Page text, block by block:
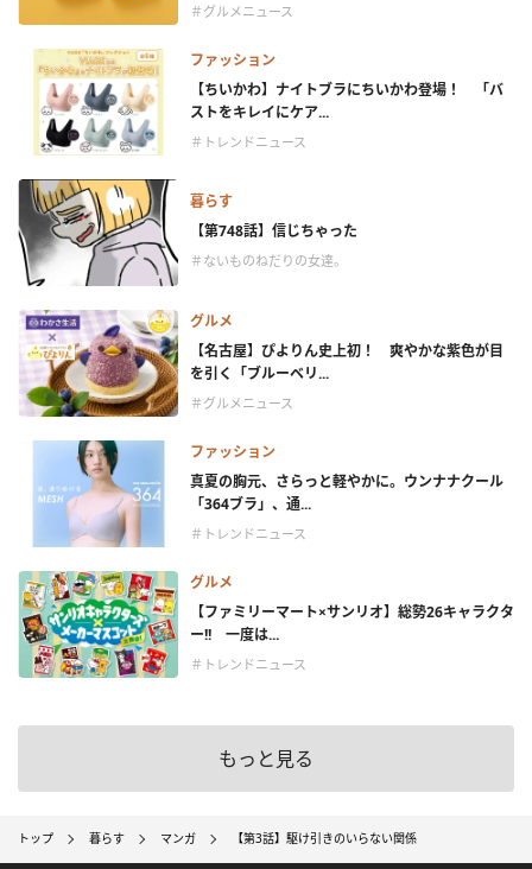
＃グルメニュース
ファッション
【ちいかわ】ナイトブラにちいかわ登場！ 「バ
ストをキレイにケア...
＃トレンドニュース
暮らす
【第748話】信じちゃった
＃ないものねだりの女達。
グルメ
【名古屋】ぴよりん史上初！ 爽やかな紫色が目
を引く「ブルーベリ...
＃グルメニュース
ファッション
真夏の胸元、さらっと軽やかに。ウンナナクール
「364ブラ」、通...
＃トレンドニュース
グルメ
【ファミリーマート×サンリオ】総勢26キャラクタ
ー!! 一度は...
＃トレンドニュース
もっと見る
トップ 暮らす マンガ 【第3話】駆け引きのいらない関係